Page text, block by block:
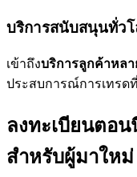
บริการสนับสนุนทั่วโ
เข้าถึงบริการลูกค้าหล
ประสบการณ์การเทรด
ลงทะเบียนตอ
สำหรับผู้มาใหม่